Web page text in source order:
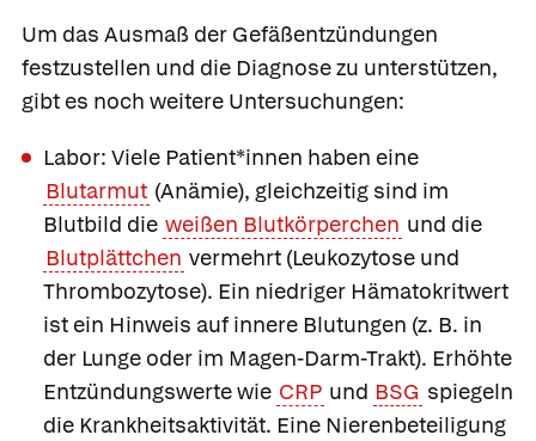
Um das Ausmaß der Gefäßentzündungen
festzustellen und die Diagnose zu unterstützen,
gibt es noch weitere Untersuchungen:
Labor: Viele Patient*innen haben eine
Blutarmut (Anämie), gleichzeitig sind im
Blutbild die weißen Blutkörperchen und die
Blutplättchen vermehrt (Leukozytose und
Thrombozytose). Ein niedriger Hämatokritwert
ist ein Hinweis auf innere Blutungen (z. B. in
der Lunge oder im Magen-Darm-Trakt). Erhöhte
Entzündungswerte wie CRP und BSG spiegeln
die Krankheitsaktivität. Eine Nierenbeteiligung